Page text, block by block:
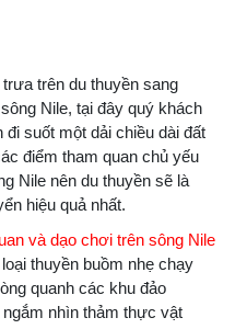
trên du thuyền sang
Nile, tại đây quý khách
suốt một dải chiều dài đất
điểm tham quan chủ yếu
Nile nên du thuyền sẽ là
hiệu quả nhất.
và dạo chơi trên sông Nile
thuyền buồm nhẹ chạy
quanh các khu đảo
nhìn thảm thực vật